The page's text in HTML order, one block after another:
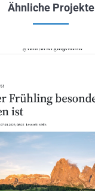
Ähnliche Projekte